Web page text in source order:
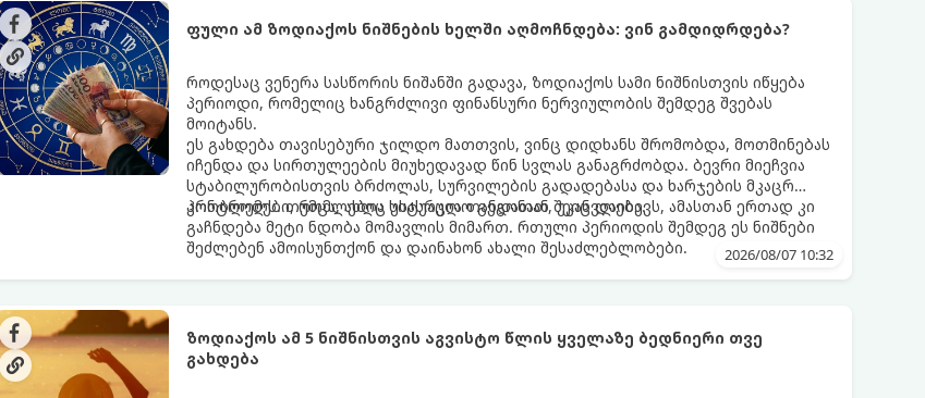
ფული ამ ზოდიაქოს ნიშნების ხელში აღმოჩნდება: ვინ გამდიდრდება?
როდესაც ვენერა სასწორის ნიშანში გადავა, ზოდიაქოს სამი ნიშნისთვის იწყება
პერიოდი, რომელიც ხანგრძლივი ფინანსური ნერვიულობის შემდეგ შვებას
მოიტანს.
ეს გახდება თავისებური ჯილდო მათთვის, ვინც დიდხანს შრომობდა, მოთმინებას
იჩენდა და სირთულეების მიუხედავად წინ სვლას განაგრძობდა. ბევრი მიეჩვია
სტაბილურობისთვის ბრძოლას, სურვილების გადადებასა და ხარჯების მკაცრ
კონტროლს. თუმცა, ახლა სიტუაცია თანდათან შეიცვლება.
პრობლემები, რომლებიც უსასრულო გეგონათ, უკან დაიხევს, ამასთან ერთად კი
გაჩნდება მეტი ნდობა მომავლის მიმართ. რთული პერიოდის შემდეგ ეს ნიშნები
შეძლებენ ამოისუნთქონ და დაინახონ ახალი შესაძლებლობები.
2026/08/07 10:32
ზოდიაქოს ამ 5 ნიშნისთვის აგვისტო წლის ყველაზე ბედნიერი თვე
გახდება